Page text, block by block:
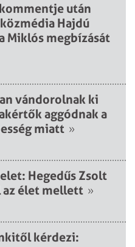
után
Hajdú
Miklós megbízását
vándorolnak ki
aggódnak a
miatt »
Hegedűs Zsolt
az élet mellett »
kérdezi: